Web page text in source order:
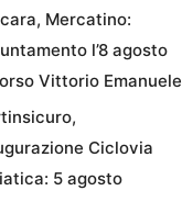
Mercatino:
l’8 agosto
Vittorio Emanuele
Ciclovia
5 agosto